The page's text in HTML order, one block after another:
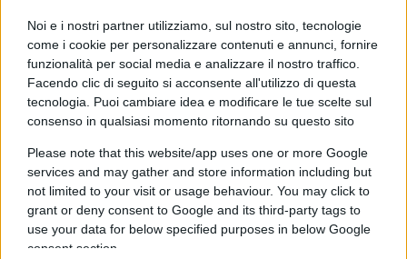
Noi e i nostri partner utilizziamo, sul nostro sito, tecnologie
come i cookie per personalizzare contenuti e annunci, fornire
funzionalità per social media e analizzare il nostro traffico.
Facendo clic di seguito si acconsente all'utilizzo di questa
tecnologia. Puoi cambiare idea e modificare le tue scelte sul
consenso in qualsiasi momento ritornando su questo sito
Please note that this website/app uses one or more Google
services and may gather and store information including but
not limited to your visit or usage behaviour. You may click to
grant or deny consent to Google and its third-party tags to
use your data for below specified purposes in below Google
consent section.
19:05 Cruciani svela il dossier della Boldrini sulla
Zanzara…
20:00Di Maio accusa Conte: “Mette a rischio
l’Italia”. Proprio lui, quello dei disastri allo
Sviluppo economico e dei gilet gialli.
23:35Cruciani senza freni : “Mosca alleato di
Conte? Fa ridere solo dirlo”